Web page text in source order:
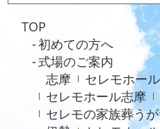
2022年12月
2022年11月
2022年10月
2022年8月
TOP
初めての方へ
式場のご案内
志摩
セレモホール
セレモホール志摩
セレモの家族葬う